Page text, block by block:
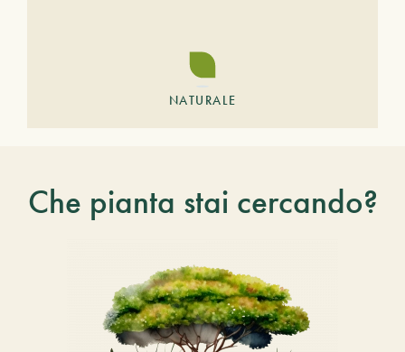
NATURALE
Che pianta stai cercando?